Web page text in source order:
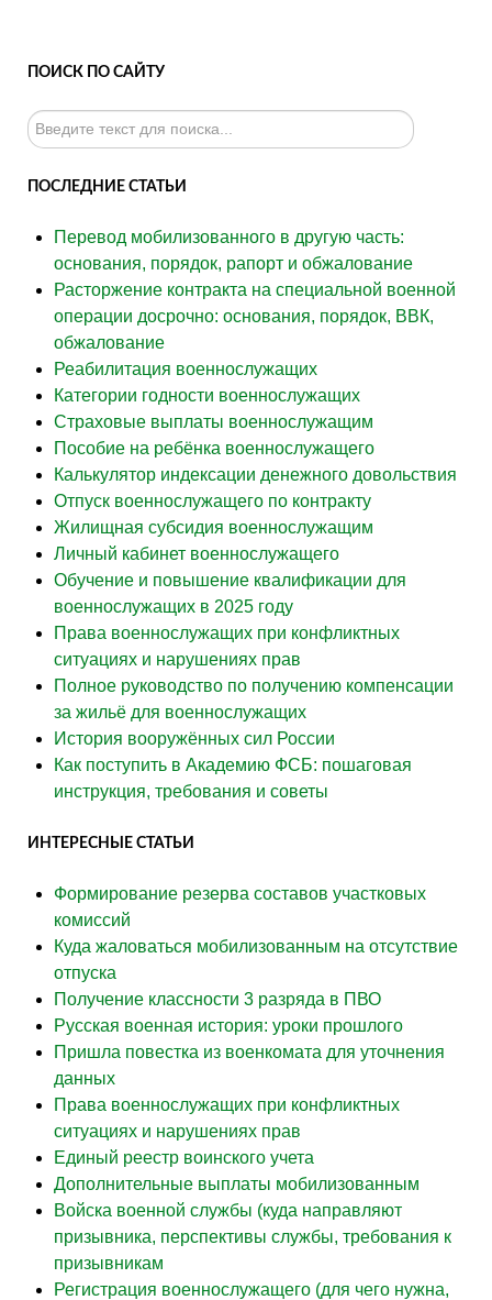
ПОИСК ПО САЙТУ
Искать...
ПОСЛЕДНИЕ СТАТЬИ
Перевод мобилизованного в другую часть:
основания, порядок, рапорт и обжалование
Расторжение контракта на специальной военной
операции досрочно: основания, порядок, ВВК,
обжалование
Реабилитация военнослужащих
Категории годности военнослужащих
Страховые выплаты военнослужащим
Пособие на ребёнка военнослужащего
Калькулятор индексации денежного довольствия
Отпуск военнослужащего по контракту
Жилищная субсидия военнослужащим
Личный кабинет военнослужащего
Обучение и повышение квалификации для
военнослужащих в 2025 году
Права военнослужащих при конфликтных
ситуациях и нарушениях прав
Полное руководство по получению компенсации
за жильё для военнослужащих
История вооружённых сил России
Как поступить в Академию ФСБ: пошаговая
инструкция, требования и советы
ИНТЕРЕСНЫЕ СТАТЬИ
Формирование резерва составов участковых
комиссий
Куда жаловаться мобилизованным на отсутствие
отпуска
Получение классности 3 разряда в ПВО
Русская военная история: уроки прошлого
Пришла повестка из военкомата для уточнения
данных
Права военнослужащих при конфликтных
ситуациях и нарушениях прав
Единый реестр воинского учета
Дополнительные выплаты мобилизованным
Войска военной службы (куда направляют
призывника, перспективы службы, требования к
призывникам
Регистрация военнослужащего (для чего нужна,